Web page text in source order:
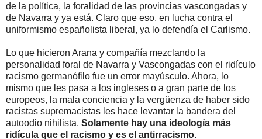
de la política, la foralidad de las provincias vascongadas y
de Navarra y ya está. Claro que eso, en lucha contra el
uniformismo españolista liberal, ya lo defendía el Carlismo.
Lo que hicieron Arana y compañía mezclando la
personalidad foral de Navarra y Vascongadas con el ridículo
racismo germanófilo fue un error mayúsculo. Ahora, lo
mismo que les pasa a los ingleses o a gran parte de los
europeos, la mala conciencia y la vergüenza de haber sido
racistas supremacistas les hace levantar la bandera del
autoodio nihilista. Solamente hay una ideología más
ridícula que el racismo y es el antirracismo.